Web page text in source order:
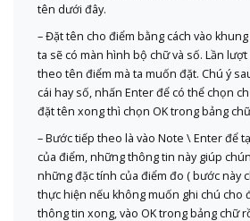
tên dưới đây.
– Đặt tên cho điểm bằng cách vào
ta sẽ có màn hình bộ chữ và số. Lần
theo tên điểm mà ta muốn đặt. Chú ý
cái hay số, nhấn Enter để có thể chọn
đặt tên xong thì chọn OK trong bảng
– Bước tiếp theo là vào Note \ Enter để
của điểm, những thông tin này giúp
những đặc tính của điểm đo ( bước này
thực hiện nếu không muốn ghi chú cho
thông tin xong, vào OK trong bảng chữ